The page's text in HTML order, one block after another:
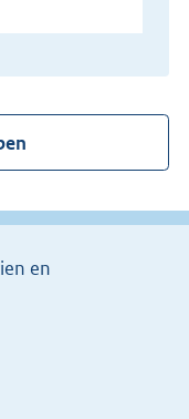
x
r
l
en